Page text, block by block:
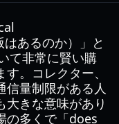
あるのか）」と
て非常に賢い購
。コレクター、
信量制限がある人
大きな意味があり
の多くで「does